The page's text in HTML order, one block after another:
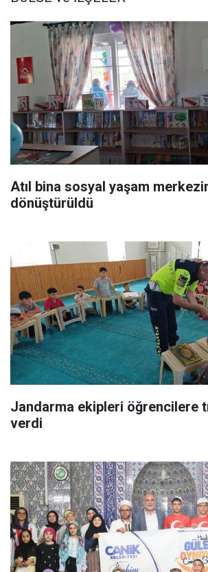
Atıl bina sosyal yaşam
dönüştürüldü
Jandarma ekipleri öğrencilere
verdi